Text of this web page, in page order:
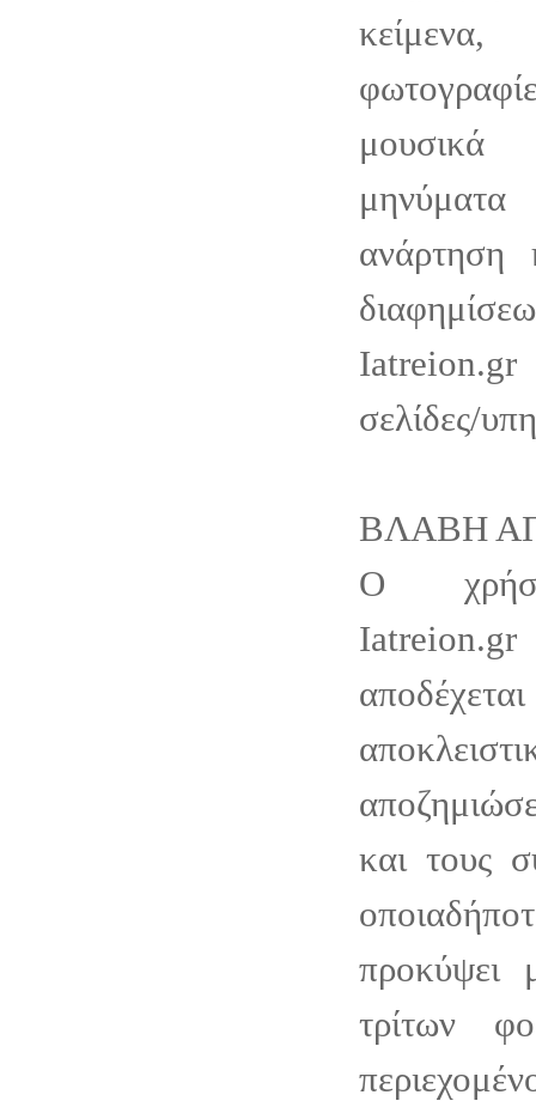
μουσικά
ανάρτηση
σελίδες/
ΒΛΑΒΗ
Ο
και τους
προκύψει
τρίτων